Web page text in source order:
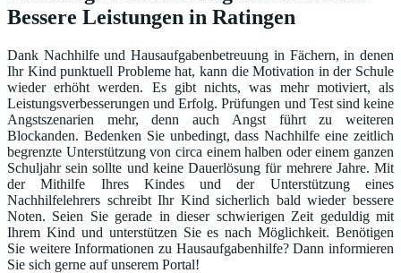
Bessere Leistungen in Ratingen
Dank Nachhilfe und Hausaufgabenbetreuung in Fächern, in denen
Ihr Kind punktuell Probleme hat, kann die Motivation in der Schule
wieder erhöht werden. Es gibt nichts, was mehr motiviert, als
Leistungsverbesserungen und Erfolg. Prüfungen und Test sind keine
Angstszenarien mehr, denn auch Angst führt zu weiteren
Blockanden. Bedenken Sie unbedingt, dass Nachhilfe eine zeitlich
begrenzte Unterstützung von circa einem halben oder einem ganzen
Schuljahr sein sollte und keine Dauerlösung für mehrere Jahre. Mit
der Mithilfe Ihres Kindes und der Unterstützung eines
Nachhilfelehrers schreibt Ihr Kind sicherlich bald wieder bessere
Noten. Seien Sie gerade in dieser schwierigen Zeit geduldig mit
Ihrem Kind und unterstützen Sie es nach Möglichkeit. Benötigen
Sie weitere Informationen zu Hausaufgabenhilfe? Dann informieren
Sie sich gerne auf unserem Portal!